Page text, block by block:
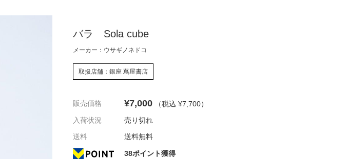
代官山 蔦
書店
屋書店
バラ Sola cube
メーカー：ウサギノネドコ
取扱店舗：銀座 蔦屋書店
販売価格 ¥7,000 （税込 ¥7,700）
入荷状況
売り切れ
送料
送料無料
38ポイント獲得